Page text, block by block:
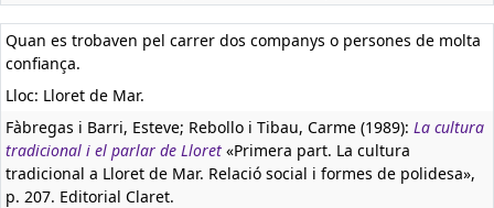
Quan es trobaven pel carrer dos companys o persones de molta
confiança.
Lloc: Lloret de Mar.
Fàbregas i Barri, Esteve; Rebollo i Tibau, Carme (1989): La cultura
tradicional i el parlar de Lloret «Primera part. La cultura
tradicional a Lloret de Mar. Relació social i formes de polidesa»,
p. 207. Editorial Claret.